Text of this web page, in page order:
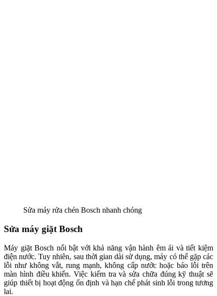
Sửa máy rửa chén Bosch nhanh chóng
Sửa máy giặt Bosch
Máy giặt Bosch nổi bật với khả năng vận hành êm ái và tiết kiệm
điện nước. Tuy nhiên, sau thời gian dài sử dụng, máy có thể gặp các
lỗi như không vắt, rung mạnh, không cấp nước hoặc báo lỗi trên
màn hình điều khiển. Việc kiểm tra và sửa chữa đúng kỹ thuật sẽ
giúp thiết bị hoạt động ổn định và hạn chế phát sinh lỗi trong tương
lai.